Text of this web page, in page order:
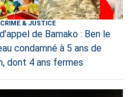
CRIME & JUSTICE
de Bamako : Ben le
condamné à 5 ans de
dont 4 ans fermes